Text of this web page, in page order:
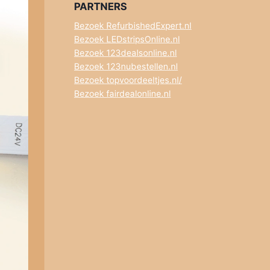
PARTNERS
Bezoek RefurbishedExpert.nl
Bezoek LEDstripsOnline.nl
Bezoek 123dealsonline.nl
Bezoek 123nubestellen.nl
Bezoek topvoordeeltjes.nl/
Bezoek fairdealonline.nl